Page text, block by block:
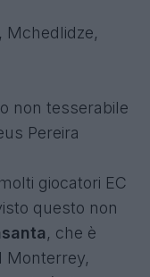
Mchedlidze,
non tesserabile
Pereira
giocatori EC
questo non
, che è
Monterrey,